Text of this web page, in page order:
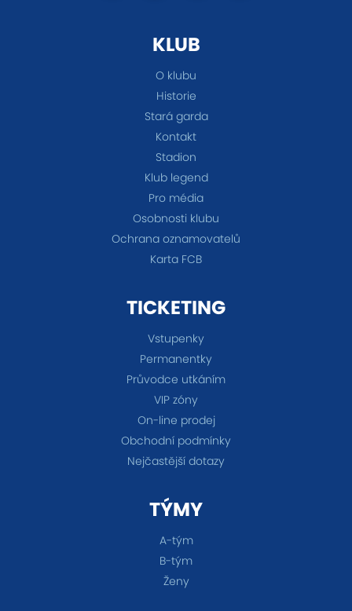
KLUB
O klubu
Historie
Stará garda
Kontakt
Stadion
Klub legend
Pro média
Osobnosti klubu
Ochrana oznamovatelů
Karta FCB
TICKETING
Vstupenky
Permanentky
Průvodce utkáním
VIP zóny
On-line prodej
Obchodní podmínky
Nejčastější dotazy
TÝMY
A-tým
B-tým
Ženy